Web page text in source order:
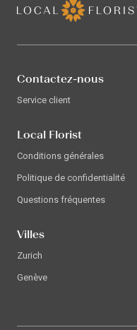
Contactez-nous
Service client
Local Florist
Conditions générales
Politique de confidentialité
Questions fréquentes
Villes
Zurich
Genève